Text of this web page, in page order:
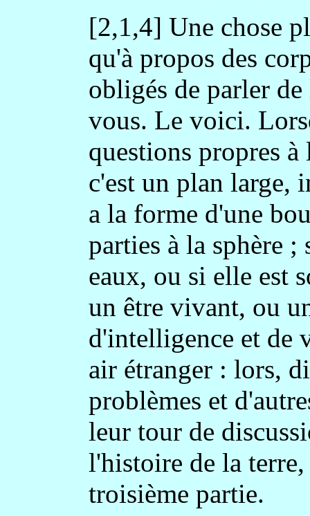
[2,1,4] Une chose
qu'à propos des
obligés de parler
vous. Le voici.
questions propres
c'est un plan large,
a la forme d'une
parties à la sphère
eaux, ou si elle est
un être vivant, ou
d'intelligence et de
air étranger : lors,
problèmes et
leur tour de
l'histoire de la
troisième partie.